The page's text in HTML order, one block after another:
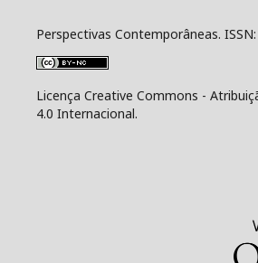
Perspectivas Contemporâneas.
Licença Creative Commons -
4.0 Internacional.